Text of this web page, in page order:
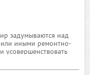
задумываются над
иными ремонтно-
усовершенствовать